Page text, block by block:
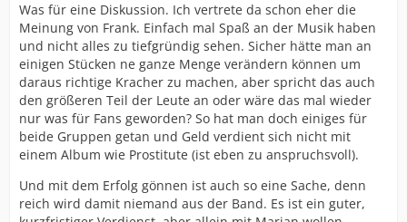
Was für eine Diskussion. Ich vertrete da schon eher die
Meinung von Frank. Einfach mal Spaß an der Musik haben
und nicht alles zu tiefgründig sehen. Sicher hätte man an
einigen Stücken ne ganze Menge verändern können um
daraus richtige Kracher zu machen, aber spricht das auch
den größeren Teil der Leute an oder wäre das mal wieder
nur was für Fans geworden? So hat man doch einiges für
beide Gruppen getan und Geld verdient sich nicht mit
einem Album wie Prostitute (ist eben zu anspruchsvoll).
Und mit dem Erfolg gönnen ist auch so eine Sache, denn
reich wird damit niemand aus der Band. Es ist ein guter,